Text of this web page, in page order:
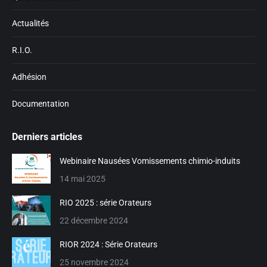
Actualités
R.I.O.
Adhésion
Documentation
Derniers articles
Webinaire Nausées Vomissements chimio-induits
14 mai 2025
RIO 2025 : série Orateurs
22 décembre 2024
RIOR 2024 : Série Orateurs
25 novembre 2024